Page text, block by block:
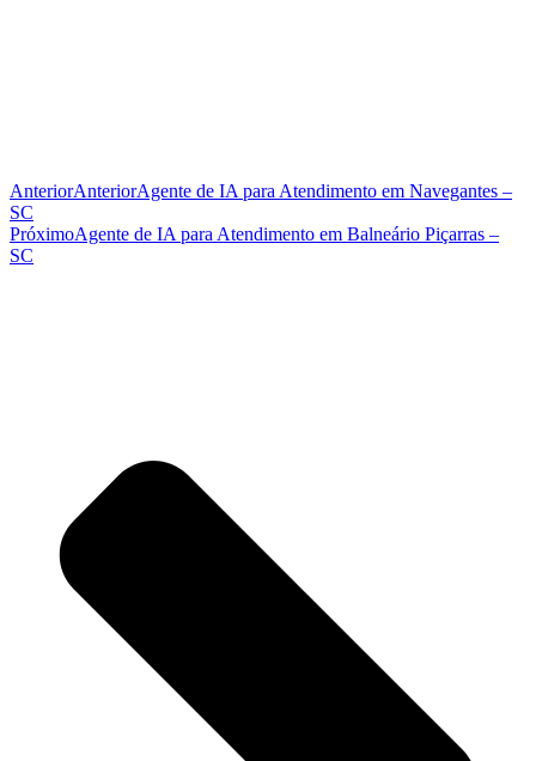
AnteriorAnteriorAgente de IA para Atendimento em Navegantes –
SC
PróximoAgente de IA para Atendimento em Balneário Piçarras –
SC